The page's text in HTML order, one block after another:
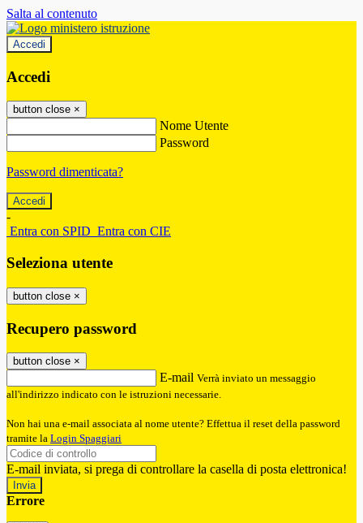
Salta al contenuto
Accedi
Accedi
button close ×
Nome Utente
Password
Password dimenticata?
-
Entra con SPID Entra con CIE
Seleziona utente
button close ×
Recupero password
button close ×
E-mail Verrà inviato un messaggio
all'indirizzo indicato con le istruzioni necessarie.
Non hai una e-mail associata al nome utente? Effettua il reset della password
tramite la Login Spaggiari
E-mail inviata, si prega di controllare la casella di posta elettronica!
Errore